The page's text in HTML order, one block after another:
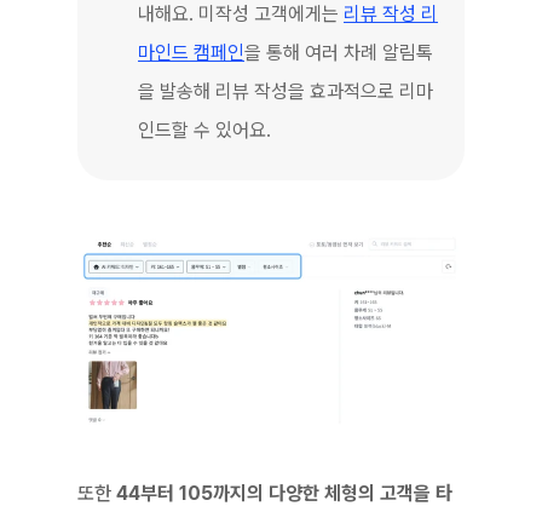
내해요. 미작성 고객에게는 리뷰 작성 리
마인드 캠페인을 통해 여러 차례 알림톡
을 발송해 리뷰 작성을 효과적으로 리마
인드할 수 있어요.
또한 44부터 105까지의 다양한 체형의 고객을 타